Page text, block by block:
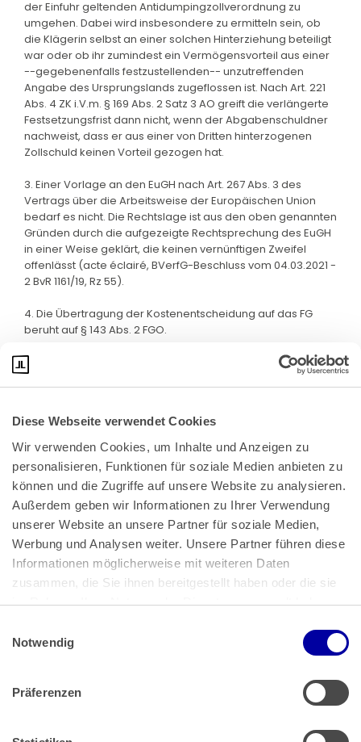
Diese Webseite verwendet Cookies
Wir verwenden Cookies, um Inhalte und Anzeigen zu
personalisieren, Funktionen für soziale Medien anbieten zu
können und die Zugriffe auf unsere Website zu analysieren.
Außerdem geben wir Informationen zu Ihrer Verwendung
unserer Website an unsere Partner für soziale Medien,
Werbung und Analysen weiter. Unsere Partner führen diese
Informationen möglicherweise mit weiteren Daten
zusammen, die Sie ihnen bereitgestellt haben oder die sie
im Rahmen Ihrer Nutzung der Dienste gesammelt haben.
Impressum
Notwendig
Präferenzen
der Einfuhr geltenden Antidumpingzollverordnung zu
umgehen. Dabei wird insbesondere zu ermitteln sein, ob
die Klägerin selbst an einer solchen Hinterziehung beteiligt
war oder ob ihr zumindest ein Vermögensvorteil aus einer
--gegebenenfalls festzustellenden-- unzutreffenden
Angabe des Ursprungslands zugeflossen ist. Nach Art. 221
Abs. 4 ZK i.V.m. § 169 Abs. 2 Satz 3 AO greift die verlängerte
Festsetzungsfrist dann nicht, wenn der Abgabenschuldner
nachweist, dass er aus einer von Dritten hinterzogenen
Zollschuld keinen Vorteil gezogen hat.
3. Einer Vorlage an den EuGH nach Art. 267 Abs. 3 des
Vertrags über die Arbeitsweise der Europäischen Union
bedarf es nicht. Die Rechtslage ist aus den oben genannten
Gründen durch die aufgezeigte Rechtsprechung des EuGH
in einer Weise geklärt, die keinen vernünftigen Zweifel
offenlässt (acte éclairé, BVerfG-Beschluss vom 04.03.2021 -
2 BvR 1161/19, Rz 55).
4. Die Übertragung der Kostenentscheidung auf das FG
beruht auf § 143 Abs. 2 FGO.
Bundeskanzlerplatz 2
53113 Bonn
Pressemitteilungen|AGB
Impressum|Datenschutz